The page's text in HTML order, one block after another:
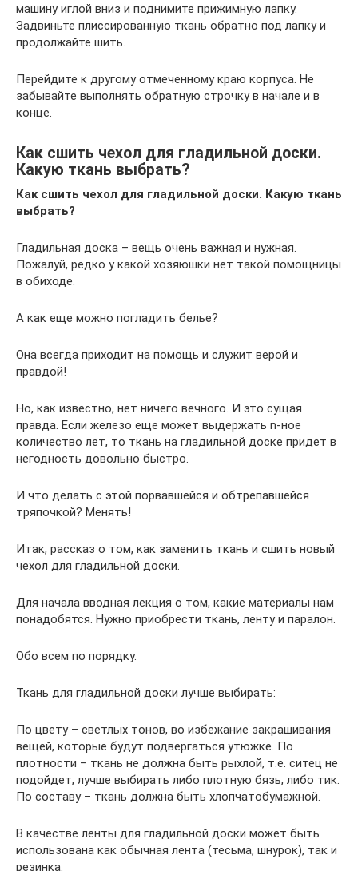
машину иглой вниз и поднимите прижимную лапку.
Задвиньте плиссированную ткань обратно под лапку и
продолжайте шить.
Перейдите к другому отмеченному краю корпуса. Не
забывайте выполнять обратную строчку в начале и в
конце.
Как сшить чехол для гладильной доски.
Какую ткань выбрать?
Как сшить чехол для гладильной доски. Какую ткань
выбрать?
Гладильная доска – вещь очень важная и нужная.
Пожалуй, редко у какой хозяюшки нет такой помощницы
в обиходе.
А как еще можно погладить белье?
Она всегда приходит на помощь и служит верой и
правдой!
Но, как известно, нет ничего вечного. И это сущая
правда. Если железо еще может выдержать n-ное
количество лет, то ткань на гладильной доске придет в
негодность довольно быстро.
И что делать с этой порвавшейся и обтрепавшейся
тряпочкой? Менять!
Итак, рассказ о том, как заменить ткань и сшить новый
чехол для гладильной доски.
Для начала вводная лекция о том, какие материалы нам
понадобятся. Нужно приобрести ткань, ленту и паралон.
Обо всем по порядку.
Ткань для гладильной доски лучше выбирать:
По цвету – светлых тонов, во избежание закрашивания
вещей, которые будут подвергаться утюжке. По
плотности – ткань не должна быть рыхлой, т.е. ситец не
подойдет, лучше выбирать либо плотную бязь, либо тик.
По составу – ткань должна быть хлопчатобумажной.
В качестве ленты для гладильной доски может быть
использована как обычная лента (тесьма, шнурок), так и
резинка.